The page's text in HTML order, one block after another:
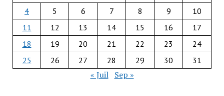
4
5 6 7 8 9
10
11
12 13 14 15 16
17
18
19 20 21 22 23
24
25
26 27 28 29 30 31
« Juil Sep »